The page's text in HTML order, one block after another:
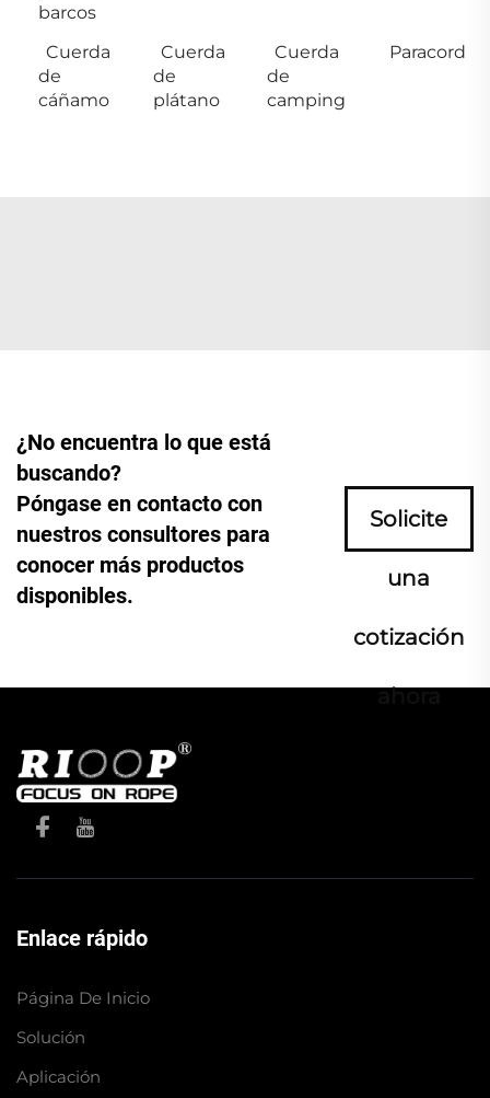
barcos
Cuerda
de
cáñamo
Cuerda
de
plátano
Cuerda
de
camping
Paracord
¿No encuentra lo que está
buscando?
Póngase en contacto con
nuestros consultores para
conocer más productos
disponibles.
Solicite
una
cotización
ahora
Enlace rápido
Página De Inicio
Solución
Aplicación